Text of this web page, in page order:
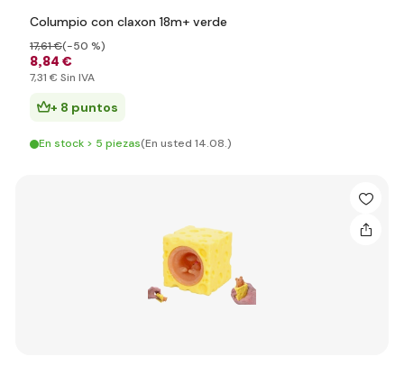
Columpio con claxon 18m+ verde
8,84 €
17,61 €(-50 %)
7,31 € Sin IVA
+ 8 puntos
En stock > 5 piezas(En usted 14.08.)